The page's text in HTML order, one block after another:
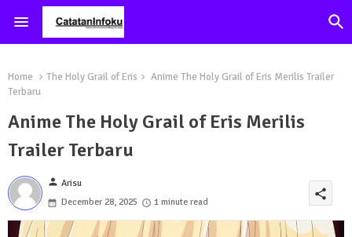
Home The Holy Grail of Eris
Anime The Holy Grail of Eris Merilis Trailer
Terbaru
Anime The Holy Grail of Eris Merilis
Trailer Terbaru
person Arisu
December 28, 2025
1 minute read
share